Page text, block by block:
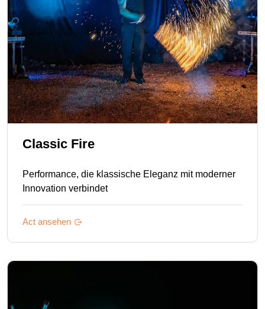
Classic Fire
Performance, die klassische Eleganz mit moderner
Innovation verbindet
Act ansehen